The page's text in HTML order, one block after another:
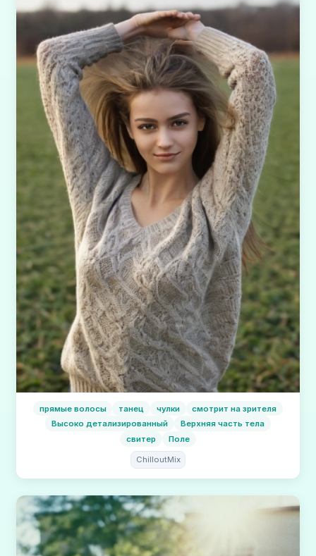
прямые волосы танец чулки
смотрит на зрителя
Высоко детализированный
Верхняя часть тела
свитер
Поле
ChilloutMix